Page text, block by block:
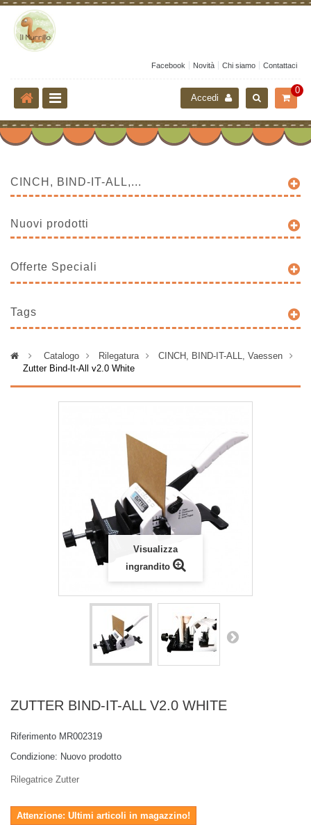
Facebook Novità Chi siamo Contattaci
0
Accedi
CINCH, BIND-IT-ALL,...
Nuovi prodotti
Offerte Speciali
Tags
> Catalogo > Rilegatura >
CINCH, BIND-IT-ALL, Vaessen
Zutter Bind-It-All v2.0 White
Visualizza
ingrandito
ZUTTER BIND-IT-ALL V2.0 WHITE
Riferimento MR002319
Condizione: Nuovo prodotto
Rilegatrice Zutter
Attenzione: Ultimi articoli in magazzino!